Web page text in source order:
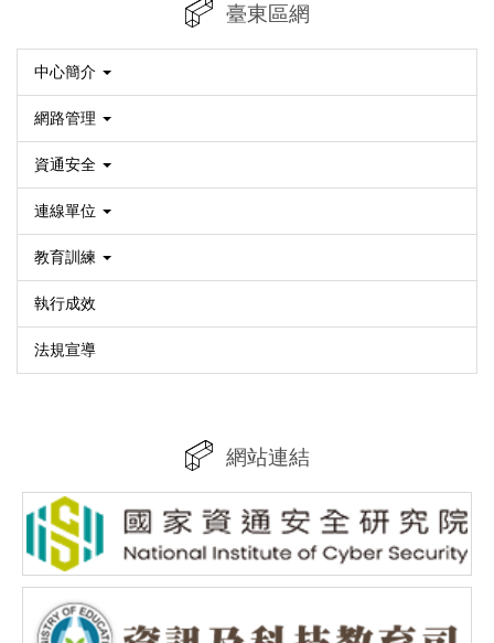
臺東區網
中心簡介
網路管理
資通安全
連線單位
教育訓練
執行成效
法規宣導
網站連結